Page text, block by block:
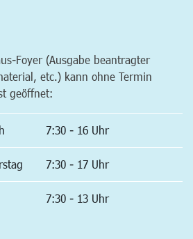
Foyer (Ausgabe beantragter
etc.) kann ohne Termin
geöffnet:
7:30 - 16 Uhr
7:30 - 17 Uhr
7:30 - 13 Uhr